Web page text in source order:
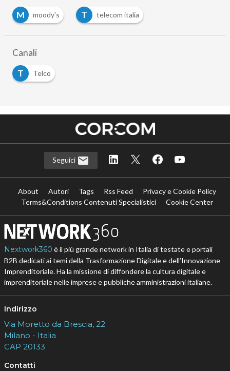
M
moody's T
telecom italia
Canali
T
Telco
Seguici
About Autori Tags Rss Feed
Privacy e Cookie Policy
Terms&Conditions Contenuti Specialistici
Cookie Center
Nextwork360 è il più grande network in Italia di testate e portali
B2B dedicati ai temi della Trasformazione Digitale e dell’Innovazione
Imprenditoriale. Ha la missione di diffondere la cultura digitale e
imprenditoriale nelle imprese e pubbliche amministrazioni italiane.
Indirizzo
Via Moretto da Brescia, 22
Milano - Italia
CAP 20133
Contatti